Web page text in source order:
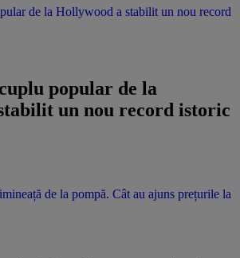
de la Hollywood a stabilit un nou record
popular de la
un nou record istoric
de la pompă. Cât au ajuns prețurile la